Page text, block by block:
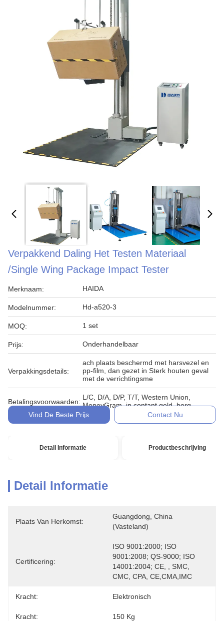
Verpakkend Daling Het Testen Materiaal
/Single Wing Package Impact Tester
Merknaam: HAIDA
Modelnummer: Hd-a520-3
MOQ: 1 set
Prijs: Onderhandelbaar
Verpakkingsdetails:
ach plaats beschermd met harsvezel en
pp-film, dan gezet in Sterk houten geval
met de verrichtingsme
Betalingsvoorwaarden:
L/C, D/A, D/P, T/T, Western Union,
MoneyGram, in contant geld, borg
Vind De Beste Prijs
Contact Nu
Detail Informatie Productbeschrijving
Detail Informatie
Plaats Van Herkomst:
Guangdong, China
(vasteland)
Certificering:
ISO 9001:2000; ISO
9001:2008; QS-9000; ISO
14001:2004; CE, , SMC,
CMC, CPA, CE,CMA,IMC
Kracht: Elektronisch
Kracht: 150 Kg